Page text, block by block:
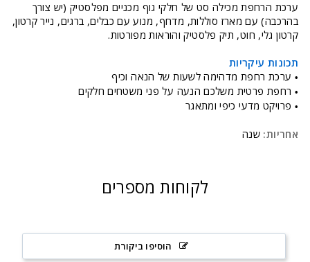
ערכת הרחפת מכילה סט של חלקי גוף מכניים מפלסטיק (יש צורך
בהרכבה) עם מארז סוללות, מדחף, מנוע עם כבלים, ברגים, נייר קרטון,
קרטון גלי, חוט, תיק פלסטיק והוראות מפורטות.
תכונות עיקריות
• ערכת רחפת מדהימה לשעות של הנאה וכיף
• רחפת פרטית משלכם הנעה על פני משטחים חלקים
• פרויקט מדעי כיפי ומתאגר
אחריות: שנה
לקוחות מספרים
הוסיפו ביקורת